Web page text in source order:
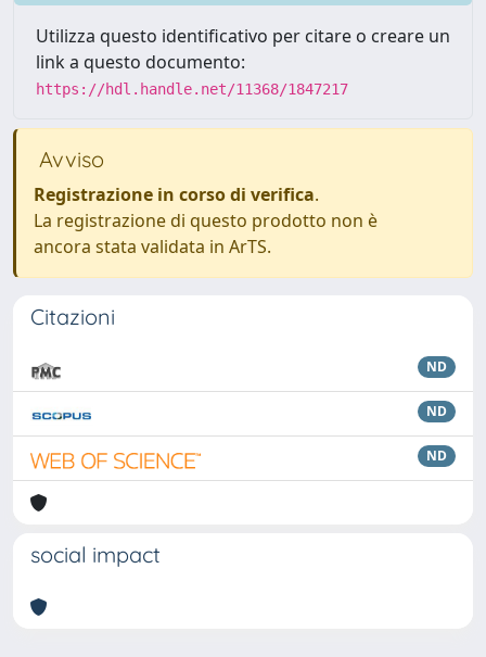
Utilizza questo identificativo per citare o creare un
link a questo documento:
https://hdl.handle.net/11368/1847217
Avviso
Registrazione in corso di verifica.
La registrazione di questo prodotto non è
ancora stata validata in ArTS.
Citazioni
ND
ND
ND
social impact